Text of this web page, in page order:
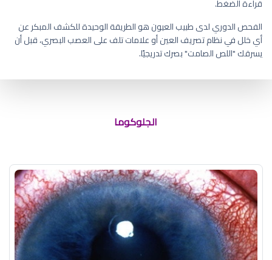
قراءة الضغط.
الفحص الدوري لدى طبيب العيون هو الطريقة الوحيدة للكشف المبكر عن
أي خلل في نظام تصريف العين أو علامات تلف على العصب البصري، قبل أن
يسرقك "اللص الصامت" بصرك تدريجيًا.
الجلوكوما